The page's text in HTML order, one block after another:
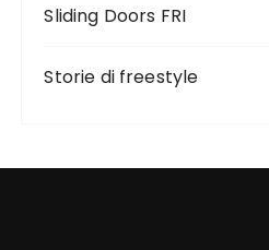
Sliding Doors FRI
Storie di freestyle